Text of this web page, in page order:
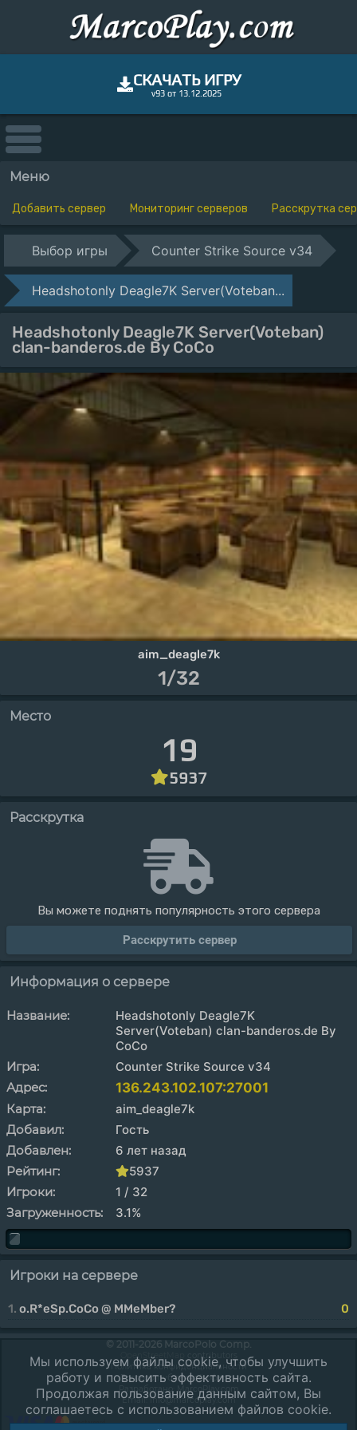
СКАЧАТЬ ИГРУ
v93 от 13.12.2025
Меню
Добавить сервер Мониторинг серверов Расскрутка
Выбор игры Counter Strike Source v34
Headshotonly Deagle7K Server(Voteban...
Headshotonly Deagle7K Server(Voteban)
clan-banderos.de By CoCo
aim_deagle7k
1/32
Место
19
5937
Расскрутка
Вы можете поднять популярность этого сервера
Расскрутить сервер
Информация о сервере
Название:
Headshotonly Deagle7K
Server(Voteban) clan-banderos.de By
CoCo
Игра:
Counter Strike Source v34
Адрес:
136.243.102.107:27001
Карта:
aim_deagle7k
Добавил:
Гость
Добавлен:
6 лет назад
Рейтинг:
5937
Игроки:
1 / 32
Загруженность:
3.1%
Игроки на сервере
1. o.R*eSp.CoCo @ MMeMber? 0
© 2011-2026 MarcoPolo Comp.
OpenStreetMap
contributors
Политика конфиденциальности
Договор публичной оферты
Разработано: MarcoPlay.com
Email: info@marcoplay.com
Мы используем файлы cookie, чтобы улучшить
работу и повысить эффективность сайта.
Продолжая пользование данным сайтом, Вы
соглашаетесь с использованием файлов cookie.